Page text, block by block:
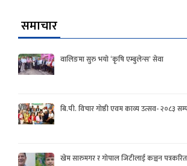
समाचार
वालिङमा सुरु भयो ‘कृषि एम्बुलेन्स’ सेवा
बि.पी. विचार गोष्ठी एवम काव्य उत्सव- २०८३
खेम सारुमगर र गोपाल जिटीलाई कञ्चन